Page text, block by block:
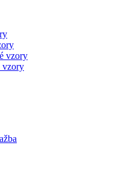
vzory
vzory